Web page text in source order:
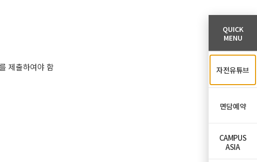
제출하여야 함
QUICK
MENU
자전유튜브
면담예약
CAMPUS
ASIA